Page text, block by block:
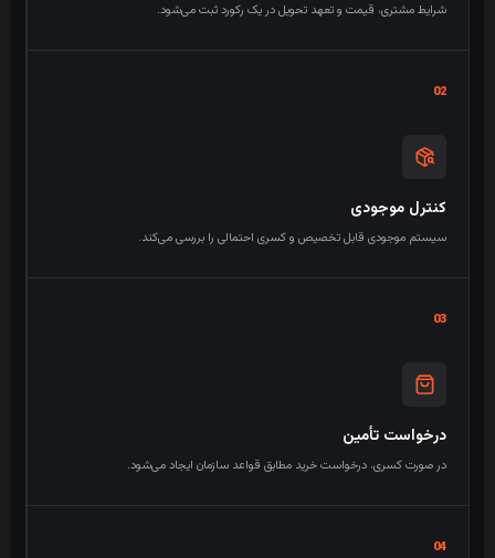
شرایط مشتری، قیمت و تعهد تحویل در یک رکورد ثبت می‌شود.
02
کنترل موجودی
سیستم موجودی قابل تخصیص و کسری احتمالی را بررسی می‌کند.
03
درخواست تأمین
در صورت کسری، درخواست خرید مطابق قواعد سازمان ایجاد می‌شود.
04